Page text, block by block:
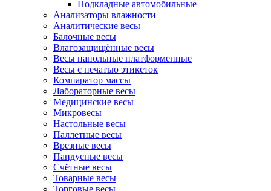
Подкладные автомобильные
Анализаторы влажности
Аналитические весы
Балочные весы
Влагозащищённые весы
Весы напольные платформенные
Весы с печатью этикеток
Компаратор массы
Лабораторные весы
Медицинские весы
Микровесы
Настольные весы
Паллетные весы
Врезные весы
Пандусные весы
Счётные весы
Товарные весы
Торговые весы